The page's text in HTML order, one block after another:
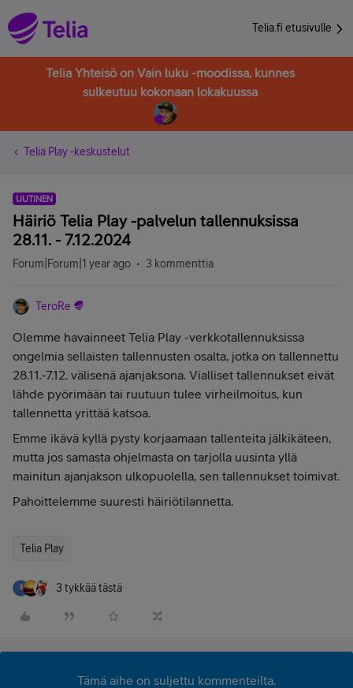
Telia.fi etusivulle
Telia Yhteisö on Vain luku -moodissa, kunnes
sulkeutuu kokonaan lokakuussa
Telia Play -keskustelut
UUTINEN
Häiriö Telia Play -palvelun tallennuksissa
28.11. - 7.12.2024
Forum|Forum|1 year ago 3 kommenttia
TeroRe
Olemme havainneet Telia Play -verkkotallennuksissa
ongelmia sellaisten tallennusten osalta, jotka on tallennettu
28.11.-7.12. välisenä ajanjaksona. Vialliset tallennukset eivät
lähde pyörimään tai ruutuun tulee virheilmoitus, kun
tallennetta yrittää katsoa.
Emme ikävä kyllä pysty korjaamaan tallenteita jälkikäteen,
mutta jos samasta ohjelmasta on tarjolla uusinta yllä
mainitun ajanjakson ulkopuolella, sen tallennukset toimivat.
Pahoittelemme suuresti häiriötilannetta.
Telia Play
3 tykkää tästä
Tämä aihe on suljettu kommenteilta.